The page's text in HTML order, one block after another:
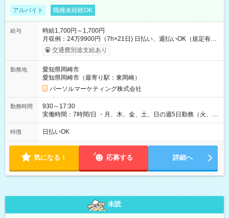
アルバイト 職種未経験OK
給与
時給1,700円～1,700円
月収例：24万9900円（7h×21日) 日払い、週払いOK（規定有
り） 【試用期間】試用期間なし
交通費別途支給あり
勤務地
愛知県岡崎市
愛知県岡崎市（最寄り駅：東岡崎）
パーソルマーケティング株式会社
勤務時間
930～17:30
実働時間：7時間/日 ・月、木、金、土、日の週5日勤務（火、水
は固定休です／夏季、年末年始等、長期休暇有り！） ・ワンシ
フト！ 残業ほぼナシ（0～5h/月）
特徴 日払いOK
気になる！ 応募する 詳細へ
未読